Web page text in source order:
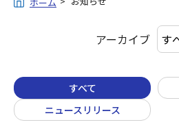
アーカイブ
すべて
ニュースリリース